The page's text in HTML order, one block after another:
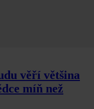
věří většina
míň než